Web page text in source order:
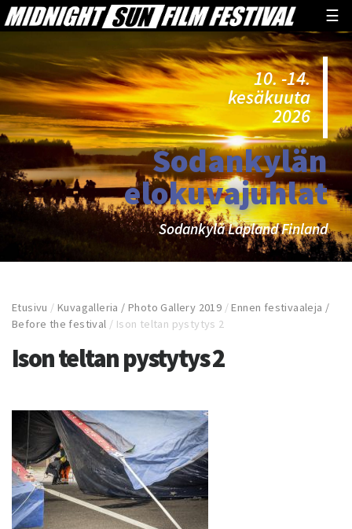
☰
10. -14.
kesäkuuta
2026
Sodankylän
elokuvajuhlat
Sodankylä Lapland Finland
Etusivu /Kuvagalleria / Photo Gallery 2019 /Ennen festivaaleja /
Before the festival / Ison teltan pystytys 2
Ison teltan pystytys 2